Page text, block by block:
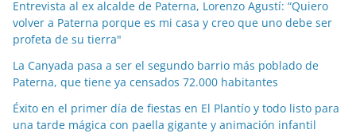
o
r
m
e
s
e
s
Entrevista al ex alcalde de Paterna, Lorenzo Agustí: “Quiero
volver a Paterna porque es mi casa y creo que uno debe ser
profeta de su tierra"
La Canyada pasa a ser el segundo barrio más poblado de
Paterna, que tiene ya censados 72.000 habitantes
Éxito en el primer día de fiestas en El Plantío y todo listo para
una tarde mágica con paella gigante y animación infantil